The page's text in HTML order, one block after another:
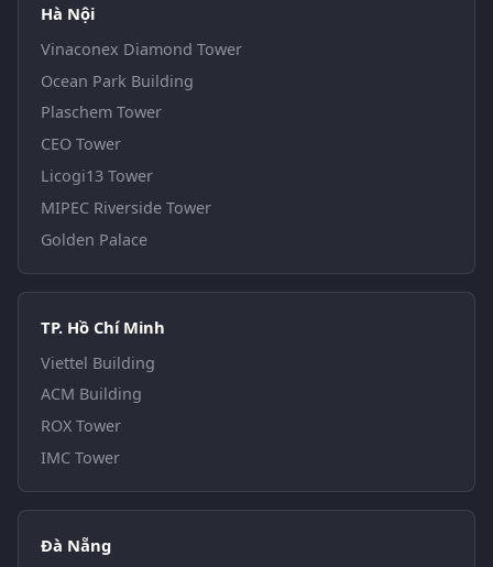
Hà Nội
Vinaconex Diamond Tower
Ocean Park Building
Plaschem Tower
CEO Tower
Licogi13 Tower
MIPEC Riverside Tower
Golden Palace
TP. Hồ Chí Minh
Viettel Building
ACM Building
ROX Tower
IMC Tower
Đà Nẵng